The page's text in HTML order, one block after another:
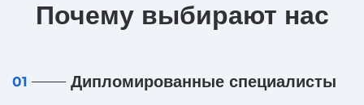
Почему выбирают нас
01 Дипломированные специалисты